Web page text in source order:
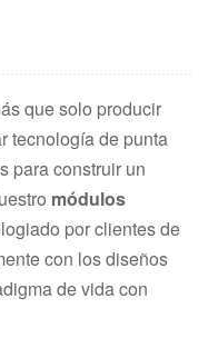
que solo producir
tecnología de punta
para construir un
módulos
por clientes de
con los diseños
de vida con